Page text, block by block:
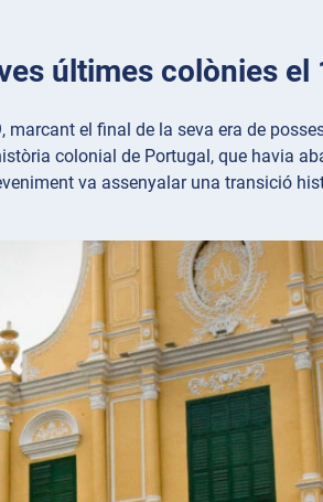
últimes colònies el
el final de la seva era de
colonial de Portugal, que havia
va assenyalar una transició